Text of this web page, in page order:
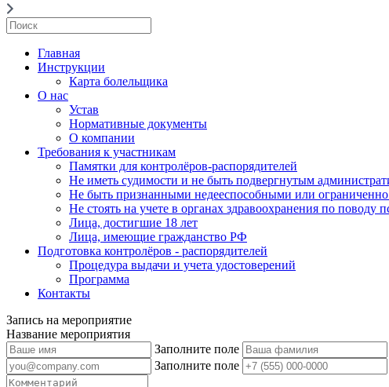
Главная
Инструкции
Карта болельщика
О нас
Устав
Нормативные документы
О компании
Требования к участникам
Памятки для контролёров-распорядителей
Не иметь судимости и не быть подвергнутым
Не быть признанными недееспособными или
Не стоять на учете в органах здравоохранения по поводу
Лица, достигшие 18 лет
Лица, имеющие гражданство РФ
Подготовка контролёров - распорядителей
Процедура выдачи и учета удостоверений
Программа
Контакты
Запись на мероприятие
Название мероприятия
Заполните поле
Заполните поле